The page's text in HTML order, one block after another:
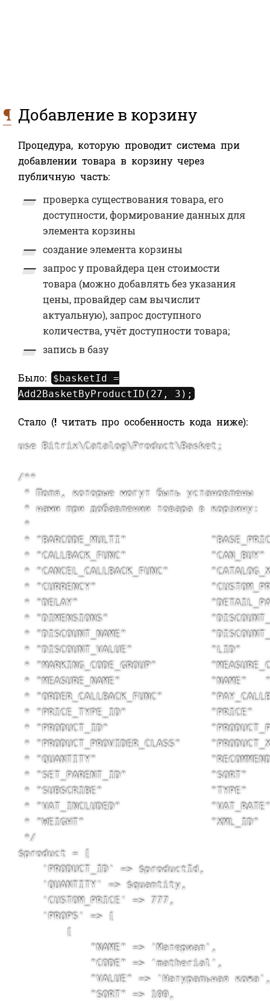
¶ Добавление в корзину
Процедура, которую проводит система при
добавлении товара в корзину через
публичную часть:
проверка существования товара, его
доступности, формирование данных для
элемента корзины
создание элемента корзины
запрос у провайдера цен стоимости
товара (можно добавлять без указания
цены, провайдер сам вычислит
актуальную), запрос доступного
количества, учёт доступности товара;
запись в базу
Было:
$basketId =
Add2BasketByProductID(27, 3);
Стало (! читать про особенность кода ниже):
use Bitrix\Catalog\Product\Basket;
/**
* Поля, которые могут быть установлены
* нами при добавлении товара в корзину:
*
* "BARCODE_MULTI"
* "CALLBACK_FUNC"              "CAN_BUY"
* "CANCEL_CALLBACK_FUNC"
* "CURRENCY"
* "DELAY"
* "DIMENSIONS"
* "DISCOUNT_NAME"
* "DISCOUNT_VALUE"             "LID"
* "MARKING_CODE_GROUP"
* "MEASURE_NAME"               "NAME"
* "ORDER_CALLBACK_FUNC"
* "PRICE_TYPE_ID"              "PRICE"
* "PRODUCT_ID"
* "PRODUCT_PROVIDER_CLASS"
* "QUANTITY"
* "SET_PARENT_ID"              "SORT"
* "SUBSCRIBE"                  "TYPE"
* "VAT_INCLUDED"
* "WEIGHT"                     "XML_ID"
*/
$product = [
    'PRODUCT_ID' => $productId,
    'QUANTITY' => $quantity,
    'CUSTOM_PRICE' => 777,
    'PROPS' => [
        [
            "NAME" => 'Материал',
            "CODE" => 'matherial',
"VALUE" => 'Натуральная
            "SORT" => 100,